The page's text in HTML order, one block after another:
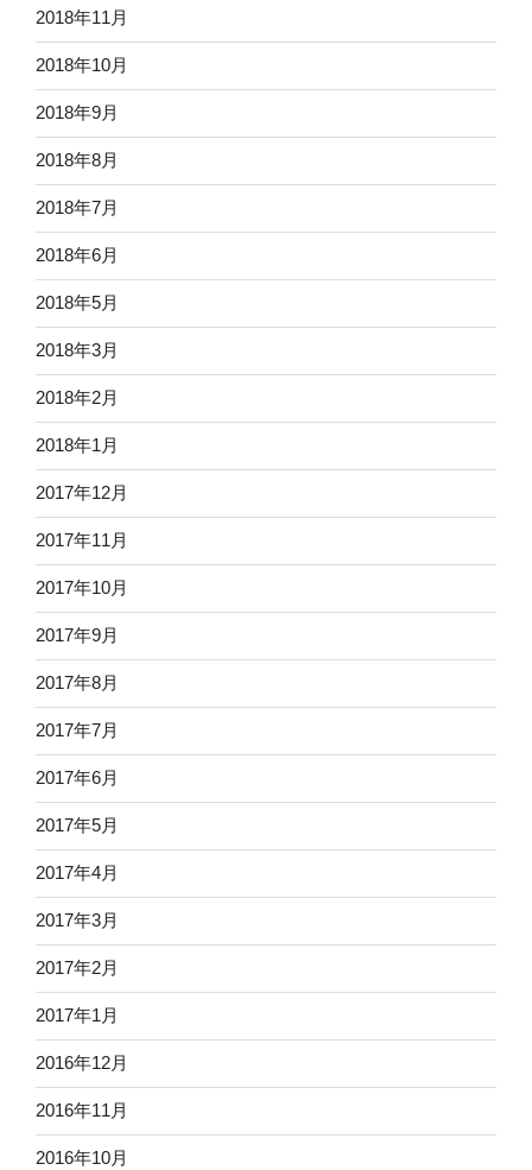
2018年11月
2018年10月
2018年9月
2018年8月
2018年7月
2018年6月
2018年5月
2018年3月
2018年2月
2018年1月
2017年12月
2017年11月
2017年10月
2017年9月
2017年8月
2017年7月
2017年6月
2017年5月
2017年4月
2017年3月
2017年2月
2017年1月
2016年12月
2016年11月
2016年10月